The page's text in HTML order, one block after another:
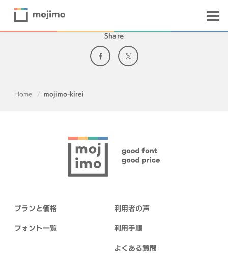
Share
Home mojimo-kirei
プランと価格
フォント一覧
利用者の声
利用手順
よくある質問